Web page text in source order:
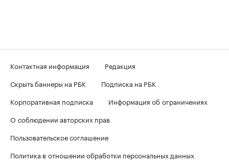
Контактная информация
Редакция
Скрыть баннеры на РБК
Подписка на РБК
Корпоративная подписка
Информация об ограничениях
О соблюдении авторских прав
Пользовательское соглашение
Политика в отношении обработки персональных данных